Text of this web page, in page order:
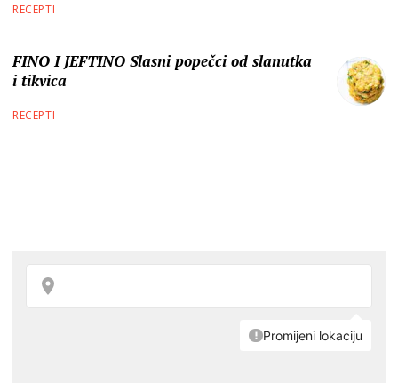
RECEPTI
FINO I JEFTINO Slasni popečci od slanutka
i tikvica
RECEPTI